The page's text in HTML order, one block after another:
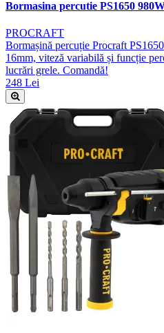
Bormasina percutie PS1650
PROCRAFT
Bormașină percuție Procraft
16mm, viteză variabilă și funcție
lucrări grele. Comandă!
248 Lei